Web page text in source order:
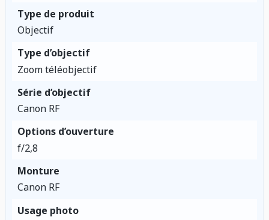
Type de produit
Objectif
Type d’objectif
Zoom téléobjectif
Série d’objectif
Canon RF
Options d’ouverture
f/2,8
Monture
Canon RF
Usage photo